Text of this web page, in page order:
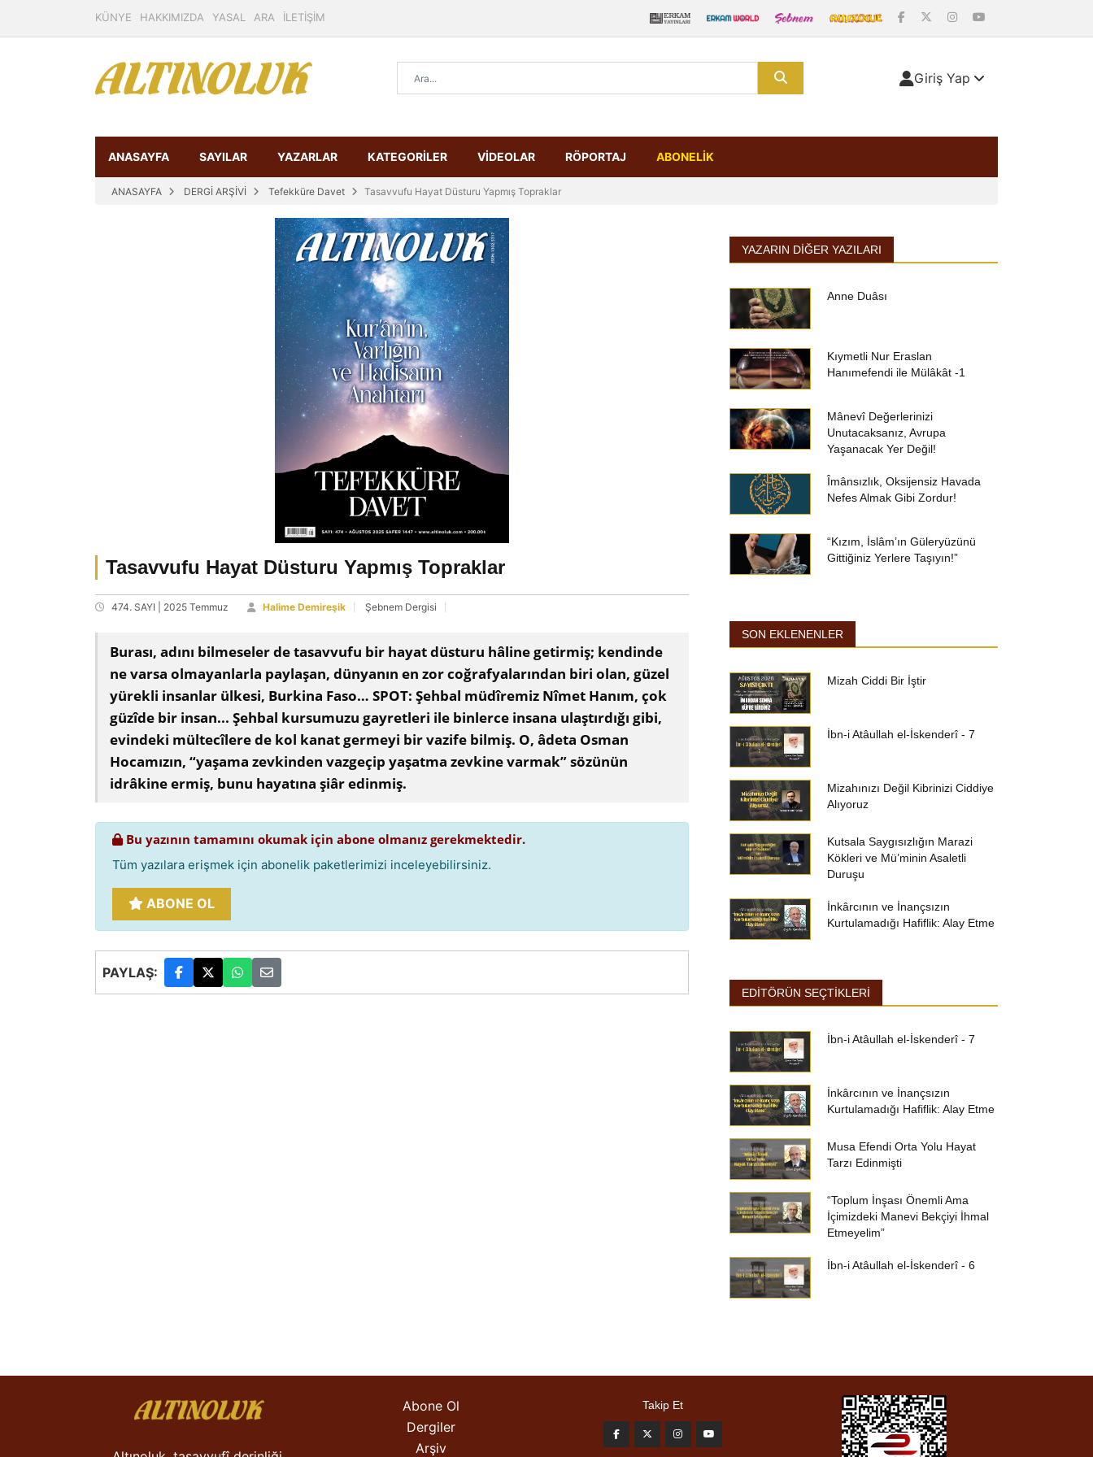
KÜNYE HAKKIMIZDA YASAL ARA İLETİŞİM
Giriş Yap
ANASAYFA SAYILAR YAZARLAR KATEGORİLER VİDEOLAR RÖPORTAJ ABONELİK
ANASAYFA DERGİ ARŞİVİ Tefekküre Davet Tasavvufu Hayat Düsturu Yapmış Topraklar
Tasavvufu Hayat Düsturu Yapmış Topraklar
474. SAYI | 2025 Temmuz Halime Demireşik Şebnem Dergisi
Burası, adını bilmeseler de tasavvufu bir hayat düsturu hâline getirmiş; kendinde
ne varsa olmayanlarla paylaşan, dünyanın en zor coğrafyalarından biri olan, güzel
yürekli insanlar ülkesi, Burkina Faso… SPOT: Şehbal müdîremiz Nîmet Hanım, çok
güzîde bir insan... Şehbal kursumuzu gayretleri ile binlerce insana ulaştırdığı gibi,
evindeki mültecîlere de kol kanat germeyi bir vazife bilmiş. O, âdeta Osman
Hocamızın, “yaşama zevkinden vazgeçip yaşatma zevkine varmak” sözünün
idrâkine ermiş, bunu hayatına şiâr edinmiş.
Bu yazının tamamını okumak için abone olmanız gerekmektedir.
Tüm yazılara erişmek için abonelik paketlerimizi inceleyebilirsiniz.
ABONE OL
PAYLAŞ:
YAZARIN DIĞER YAZILARI
Anne Duâsı
Kıymetli Nur Eraslan
Hanımefendi ile Mülâkât -1
Mânevî Değerlerinizi
Unutacaksanız, Avrupa
Yaşanacak Yer Değil!
Îmânsızlık, Oksijensiz Havada
Nefes Almak Gibi Zordur!
“Kızım, İslâm’ın Güleryüzünü
Gittiğiniz Yerlere Taşıyın!”
SON EKLENENLER
Mizah Ciddi Bir İştir
İbn-i Atâullah el-İskenderî - 7
Mizahınızı Değil Kibrinizi Ciddiye
Alıyoruz
Kutsala Saygısızlığın Marazi
Kökleri ve Mü’minin Asaletli
Duruşu
İnkârcının ve İnançsızın
Kurtulamadığı Hafiflik: Alay Etme
EDİTÖRÜN SEÇTİKLERİ
İbn-i Atâullah el-İskenderî - 7
İnkârcının ve İnançsızın
Kurtulamadığı Hafiflik: Alay Etme
Musa Efendi Orta Yolu Hayat
Tarzı Edinmişti
“Toplum İnşası Önemli Ama
İçimizdeki Manevi Bekçiyi İhmal
Etmeyelim”
İbn-i Atâullah el-İskenderî - 6
Abone Ol
Dergiler
Arşiv
Takip Et